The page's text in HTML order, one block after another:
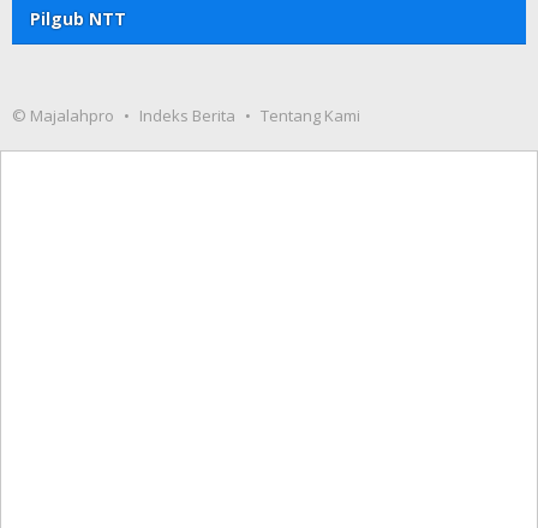
Pilgub NTT
© Majalahpro Indeks Berita Tentang Kami